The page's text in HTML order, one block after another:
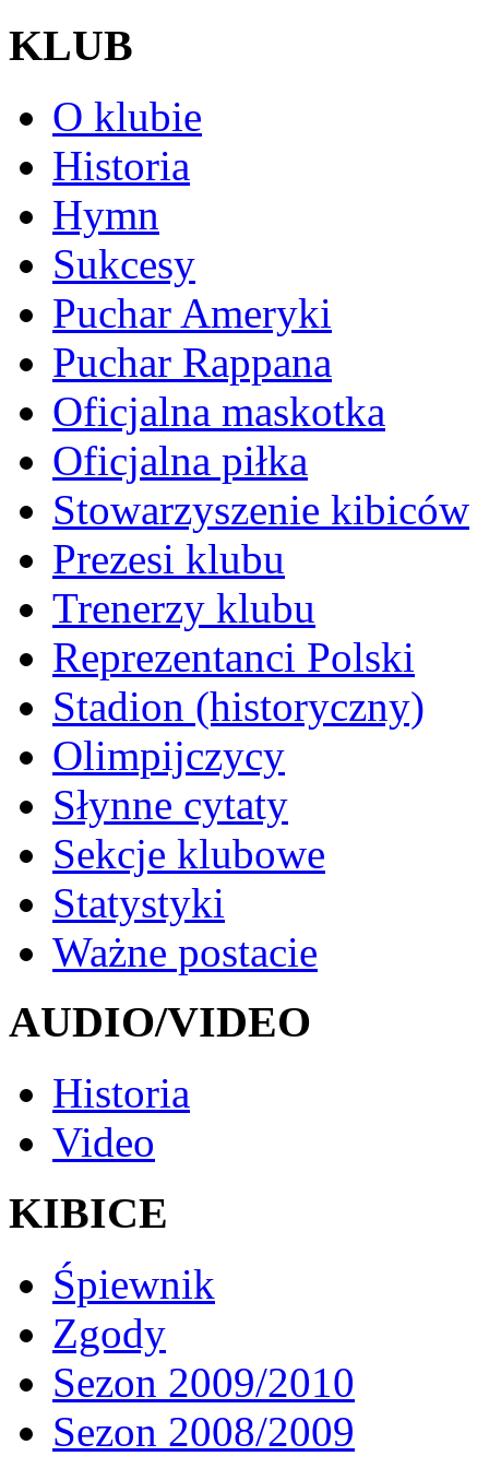
KLUB
O klubie
Historia
Hymn
Sukcesy
Puchar Ameryki
Puchar Rappana
Oficjalna maskotka
Oficjalna piłka
Stowarzyszenie kibiców
Prezesi klubu
Trenerzy klubu
Reprezentanci Polski
Stadion (historyczny)
Olimpijczycy
Słynne cytaty
Sekcje klubowe
Statystyki
Ważne postacie
AUDIO/VIDEO
Historia
Video
KIBICE
Śpiewnik
Zgody
Sezon 2009/2010
Sezon 2008/2009